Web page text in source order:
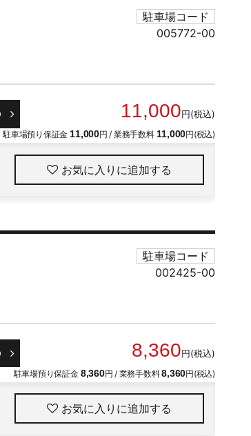
駐車場コード
005772-00
11,000円(税込)
駐車場預り保証金 11,000円 / 業務手数料 11,000円(税込)
お気に入りに追加
駐車場コード
002425-00
8,360円(税込)
駐車場預り保証金 8,360円 / 業務手数料 8,360円(税込)
お気に入りに追加